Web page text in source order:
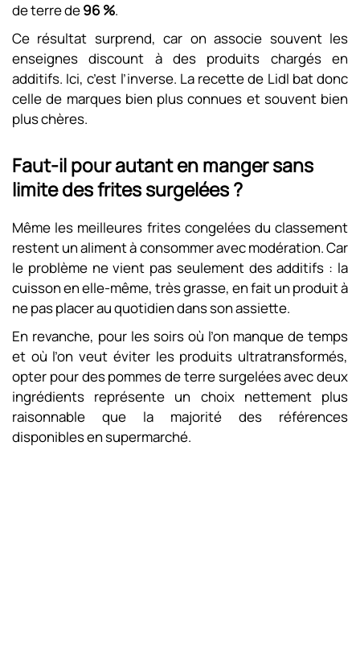
de terre de96 %.
Ce résultat surprend, car on associe souvent les
enseignes discount à des produits chargés en
additifs. Ici, c’est l’inverse. La recette de Lidl bat donc
celle de marques bien plus connues et souvent bien
plus chères.
Faut-il pour autant en manger sans
limite des frites surgelées ?
Même les meilleures frites congelées du classement
restent un aliment à consommer avec modération. Car
le problème ne vient pas seulement des additifs : la
cuisson en elle-même, très grasse, en fait un produit à
ne pas placer au quotidien dans son assiette.
En revanche, pour les soirs où l’on manque de temps
et où l’on veut éviter les produits ultratransformés,
opter pour des pommes de terre surgelées avec deux
ingrédients représente un choix nettement plus
raisonnable que la majorité des références
disponibles en supermarché.